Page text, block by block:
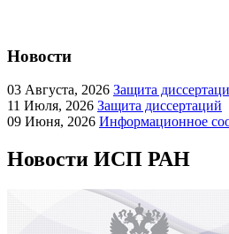
Новости
03 Августа, 2026 Защита
11 Июля, 2026 Защита диссертаций
09 Июня, 2026 Информационное
Новости ИСП РАН